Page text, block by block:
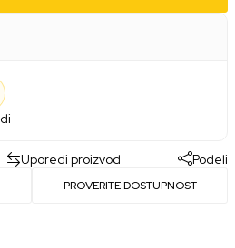
Uporedi proizvod Podeli
PROVERITE DOSTUPNOST